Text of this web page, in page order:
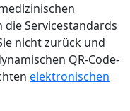
die Servicestandards
nicht zurück und
QR-Code-
elektronischen